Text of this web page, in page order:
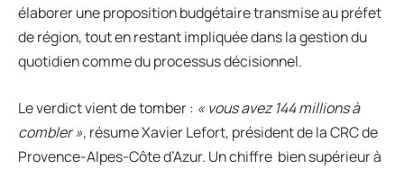
élaborer une proposition budgétaire transmise au préfet
de région, tout en restant impliquée dans la gestion du
quotidien comme du processus décisionnel.
Le verdict vient de tomber : « vous avez 144 millions à
combler », résume Xavier Lefort, président de la CRC de
Provence-Alpes-Côte d’Azur. Un chiffre bien supérieur à